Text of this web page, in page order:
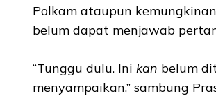
Polkam ataupun
belum dapat menjawab
“Tunggu dulu. Ini kan belum
menyampaikan,” sambung